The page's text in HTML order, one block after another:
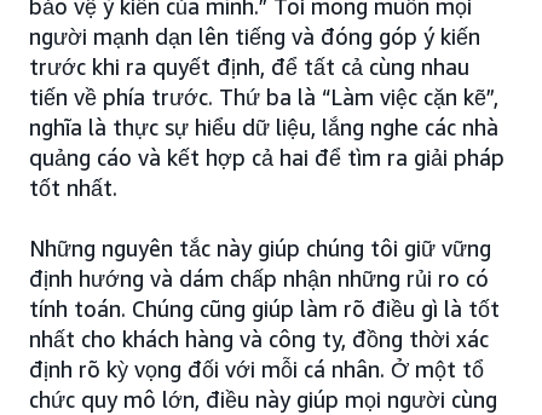
bảo vệ ý kiến của mình.” Tôi mong muốn mọi
người mạnh dạn lên tiếng và đóng góp ý kiến
trước khi ra quyết định, để tất cả cùng nhau
tiến về phía trước. Thứ ba là “Làm việc cặn kẽ”,
nghĩa là thực sự hiểu dữ liệu, lắng nghe các nhà
quảng cáo và kết hợp cả hai để tìm ra giải pháp
tốt nhất.
Những nguyên tắc này giúp chúng tôi giữ vững
định hướng và dám chấp nhận những rủi ro có
tính toán. Chúng cũng giúp làm rõ điều gì là tốt
nhất cho khách hàng và công ty, đồng thời xác
định rõ kỳ vọng đối với mỗi cá nhân. Ở một tổ
chức quy mô lớn, điều này giúp mọi người cùng